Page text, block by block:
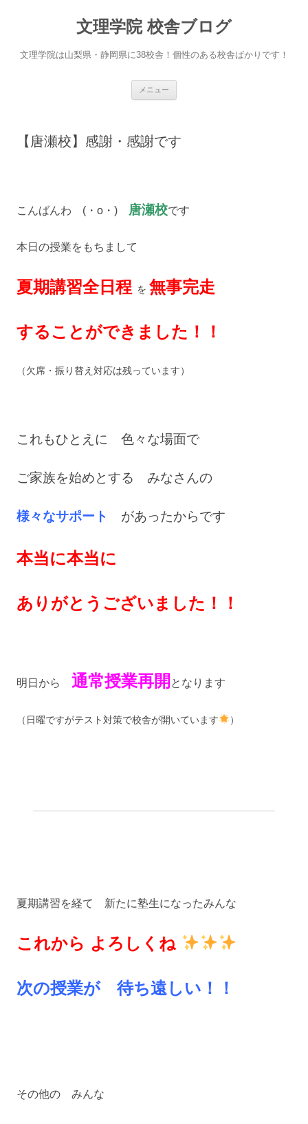
文理学院 校舎ブログ
文理学院は山梨県・静岡県に38校舎！個性のある校舎ばかりです！
メニュー
ス
【唐瀬校】感謝・感謝です
こんばんわ (・o・) 唐瀬校です
本日の授業をもちまして
夏期講習全日程 を 無事完走
することができました！！
（欠席・振り替え対応は残っています）
これもひとえに 色々な場面で
ご家族を始めとする みなさんの
様々なサポート があったからです
本当に本当に
ありがとうございました！！
明日から 通常授業再開 となります
（日曜ですがテスト対策で校舎が開いています ）
夏期講習を経て 新たに塾生になったみんな
これから よろしくね
次の授業が 待ち遠しい！！
その他の みんな